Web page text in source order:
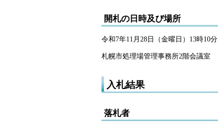
開札の日時及び場所
令和7年11月28日（金曜日）13時10分
札幌市処理場管理事務所2階会議室
入札結果
落札者